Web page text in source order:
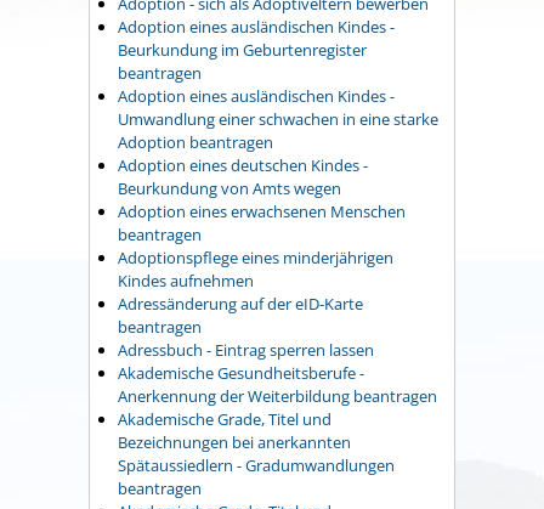
Adoption eines ausländischen Kindes -
Beurkundung im Geburtenregister
beantragen
Adoption eines ausländischen Kindes -
Umwandlung einer schwachen in eine starke
Adoption beantragen
Adoption eines deutschen Kindes -
Beurkundung von Amts wegen
Adoption eines erwachsenen Menschen
beantragen
Adoptionspflege eines minderjährigen
Kindes aufnehmen
Adressänderung auf der eID-Karte
beantragen
Adressbuch - Eintrag sperren lassen
Akademische Gesundheitsberufe -
Anerkennung der Weiterbildung beantragen
Akademische Grade, Titel und
Bezeichnungen bei anerkannten
Spätaussiedlern - Gradumwandlungen
beantragen